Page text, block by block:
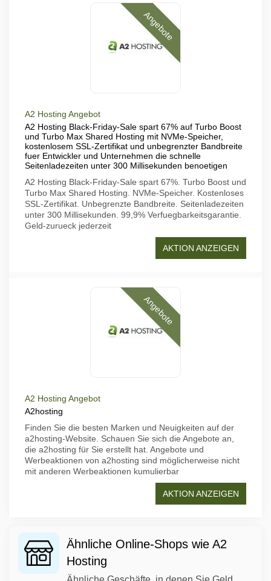
Angebote
A2 Hosting Angebot
A2 Hosting Black-Friday-Sale spart 67% auf Turbo Boost
und Turbo Max Shared Hosting mit NVMe-Speicher,
kostenlosem SSL-Zertifikat und unbegrenzter Bandbreite
fuer Entwickler und Unternehmen die schnelle
Seitenladezeiten unter 300 Millisekunden benoetigen
A2 Hosting Black-Friday-Sale spart 67%. Turbo Boost und
Turbo Max Shared Hosting. NVMe-Speicher. Kostenloses
SSL-Zertifikat. Unbegrenzte Bandbreite. Seitenladezeiten
unter 300 Millisekunden. 99,9% Verfuegbarkeitsgarantie.
Geld-zurueck jederzeit
AKTION ANZEIGEN
Angebote
A2 Hosting Angebot
A2hosting
Finden Sie die besten Marken und Neuigkeiten auf der
a2hosting-Website. Schauen Sie sich die Angebote an,
die a2hosting für Sie erstellt hat. Angebote und
Werbeaktionen von a2hosting sind möglicherweise nicht
mit anderen Werbeaktionen kumulierbar
AKTION ANZEIGEN
Ähnliche Online-Shops wie A2
Hosting